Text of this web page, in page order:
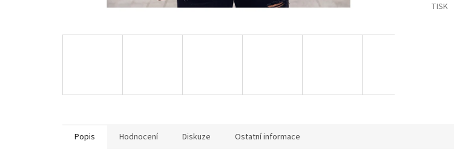
TISK
Popis Hodnocení Diskuze Ostatní informace